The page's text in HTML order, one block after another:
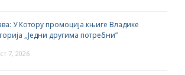
У Котору промоција књиге Владике
,,Једни другима потребни”
7, 2026